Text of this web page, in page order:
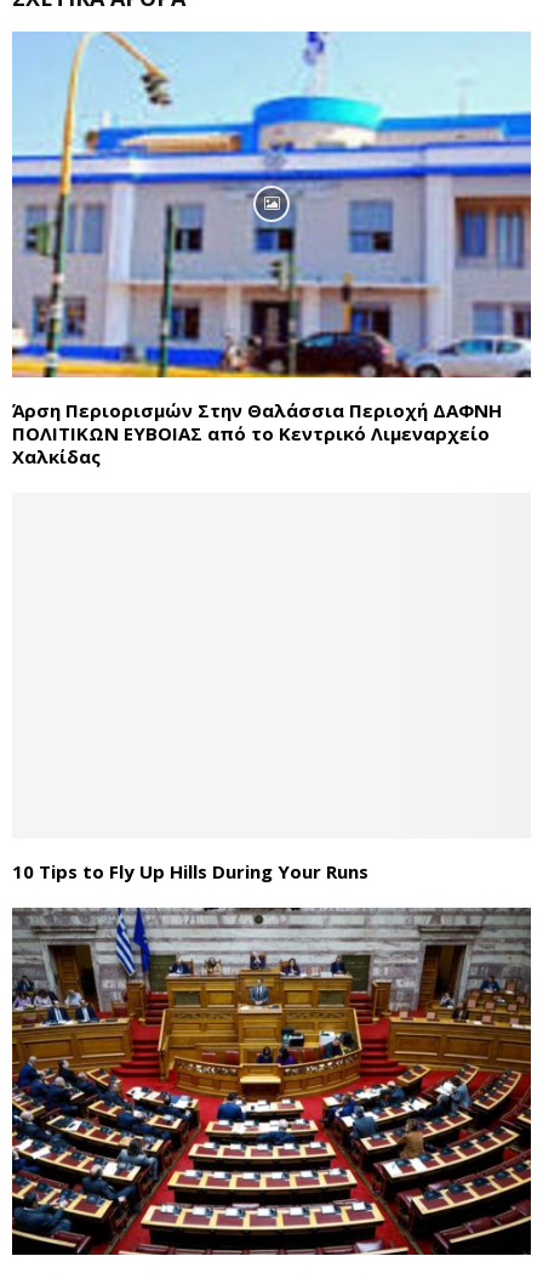
Άρση Περιορισμών Στην Θαλάσσια Περιοχή ΔΑΦΝΗ
ΠΟΛΙΤΙΚΩΝ ΕΥΒΟΙΑΣ από το Κεντρικό Λιμεναρχείο
Χαλκίδας
10 Tips to Fly Up Hills During Your Runs